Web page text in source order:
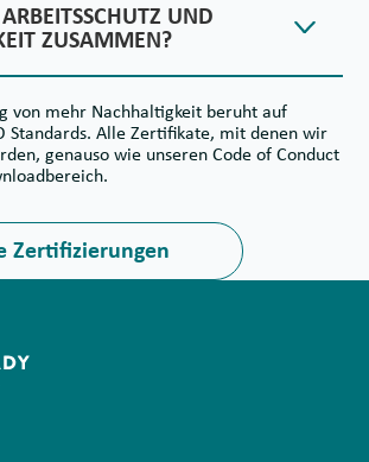
UND
ZUSAMMEN?
von mehr Nachhaltigkeit beruht auf
Standards. Alle Zertifikate, mit denen wir
genauso wie unseren Code of Conduct
Zertifizierungen